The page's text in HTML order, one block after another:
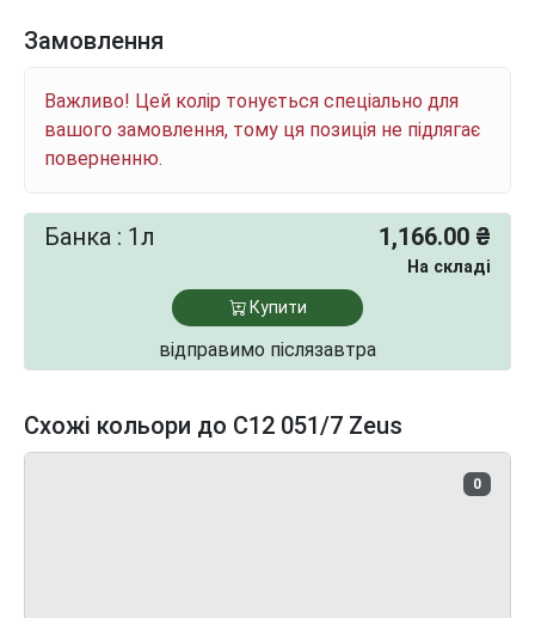
Замовлення
Важливо! Цей колір тонується спеціально для
вашого замовлення, тому ця позиція не підлягає
поверненню.
Банка : 1л 1,166.00 ₴
На складі
Купити
відправимо післязавтра
Схожі кольори до C12 051/7 Zeus
0